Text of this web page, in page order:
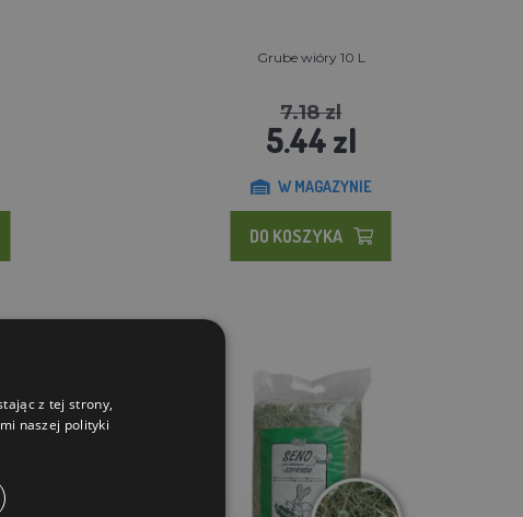
Grube wióry 10 L
7.18 zl
5.44 zl
W MAGAZYNIE
DO KOSZYKA
z tej strony,
naszej polityki